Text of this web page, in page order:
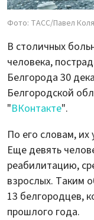
Фото: ТАСС/Павел
В столичных
человека,
Белгорода 30
Белгородской
"ВКонтакте".
По его словам,
Еще девять
реабилитацию,
взрослых. Таким
13 белгородцев,
прошлого года.